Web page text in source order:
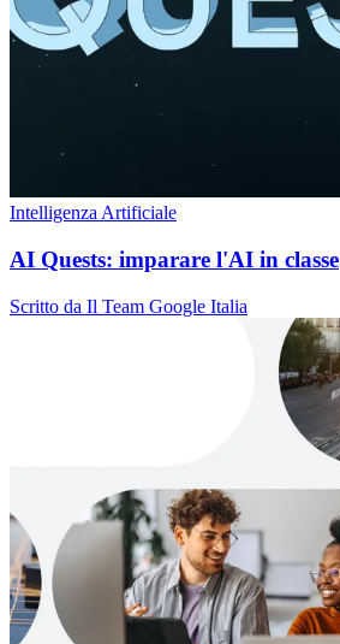
Intelligenza Artificiale
AI Quests: imparare l'AI in classe
Scritto da Il Team Google Italia